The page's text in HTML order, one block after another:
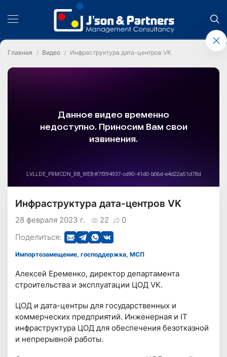
Главная Видео Инфраструктура дата-центров VK
Инфраструктура дата-центров VK
22 0
28 февраля 2023 г.
Поделиться:
Импортозамещение, господдержка, МСП
Алексей Еременко, директор департамента
строительства и эксплуатации ЦОД VK.
ЦОД и дата-центры для государственных и
коммерческих предприятий. Инженерная и IT
инфраструктура ЦОД для обеспечения безотказной
и непрерывной работы.